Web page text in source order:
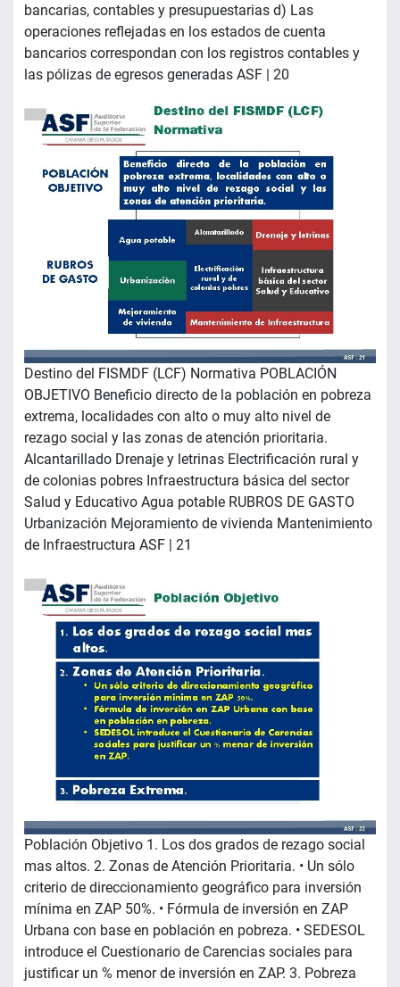
bancarias, contables y presupuestarias d) Las
operaciones reflejadas en los estados de cuenta
bancarios correspondan con los registros contables y
las pólizas de egresos generadas ASF | 20
Destino del FISMDF (LCF) Normativa POBLACIÓN
OBJETIVO Beneficio directo de la población en pobreza
extrema, localidades con alto o muy alto nivel de
rezago social y las zonas de atención prioritaria.
Alcantarillado Drenaje y letrinas Electrificación rural y
de colonias pobres Infraestructura básica del sector
Salud y Educativo Agua potable RUBROS DE GASTO
Urbanización Mejoramiento de vivienda Mantenimiento
de Infraestructura ASF | 21
Población Objetivo 1. Los dos grados de rezago social
mas altos. 2. Zonas de Atención Prioritaria. • Un sólo
criterio de direccionamiento geográfico para inversión
mínima en ZAP 50%. • Fórmula de inversión en ZAP
Urbana con base en población en pobreza. • SEDESOL
introduce el Cuestionario de Carencias sociales para
justificar un % menor de inversión en ZAP. 3. Pobreza